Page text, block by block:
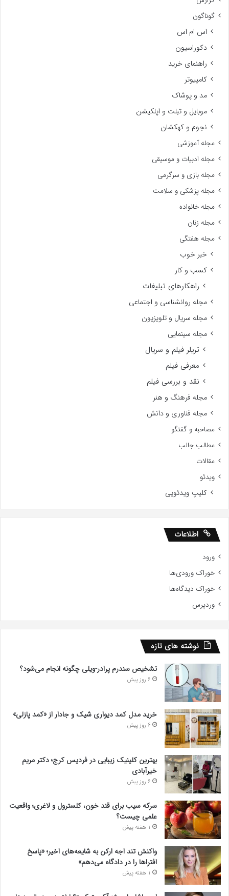
گوناگون
اس ام اس
دکوراسیون
راهنمای خرید
کامپیوتر
مد و پوشاک
موبایل و تبلت و اپلکیشن
نجوم و کهکشان
مجله آموزشی
مجله ادبیات و موسیقی
مجله بازی و سرگرمی
مجله پزشکی و سلامت
مجله خانواده
مجله زنان
مجله هفتگی
خبر خوب
کسب و کار
راهکارهای تبلیغات
مجله روانشناسی و اجتماعی
مجله سریال و تلویزیون
مجله سینمایی
تریلر فیلم و سریال
معرفی فیلم
نقد و بررسی فیلم
مجله فرهنگ و هنر
مجله فناوری و دانش
مصاحبه و گفتگو
مطالب جالب
مقالات
ویدئو
کلیپ ویدئویی
اطلاعات
ورود
خوراک ورودی‌ها
خوراک دیدگاه‌ها
وردپرس
نوشته های تازه
تشخیص سندرم پرادر-ویلی چگونه انجام می‌شود؟
6 روز پیش
خرید مدل کمد دیواری شیک و جادار از «کمد پازلی»
6 روز پیش
بهترین کلینیک زیبایی در فردیس کرج؛ دکتر مریم
خیرآبادی
6 روز پیش
سرکه سیب برای قند خون، کلسترول و لاغری؛ واقعیت
علمی چیست؟
1 هفته پیش
واکنش تند اجه ارکن به شایعه‌های اخیر؛ «پاسخ
افتراها را در دادگاه می‌دهم»
1 هفته پیش